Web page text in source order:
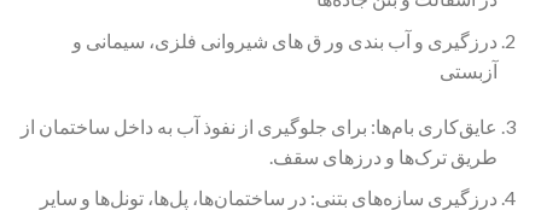
درزگیری و آب بندی ور ق های شیروانی فلزی، سیمانی و
آزبستی
عایق‌کاری بام‌ها: برای جلوگیری از نفوذ آب به داخل ساختمان از
طریق ترک‌ها و درزهای سقف.
درزگیری سازه‌های بتنی: در ساختمان‌ها، پل‌ها، تونل‌ها و سایر